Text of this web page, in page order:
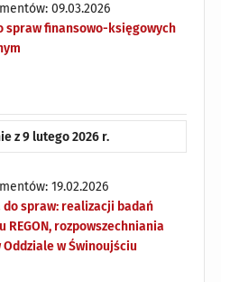
09.03.2026
spraw finansowo-księgowych
z 9 lutego 2026 r.
19.02.2026
spraw: realizacji badań
rozpowszechniania
w Świnoujściu